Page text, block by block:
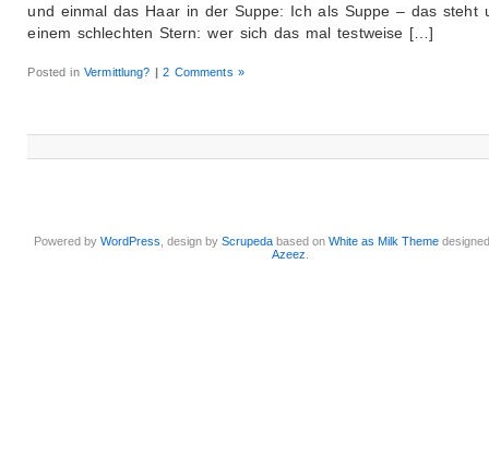
und einmal das Haar in der Suppe: Ich als Suppe – das steht
einem schlechten Stern: wer sich das mal testweise […]
Posted inVermittlung? | 2 Comments »
Powered byWordPress , design byScrupeda based onWhite as Milk Theme
Azeez